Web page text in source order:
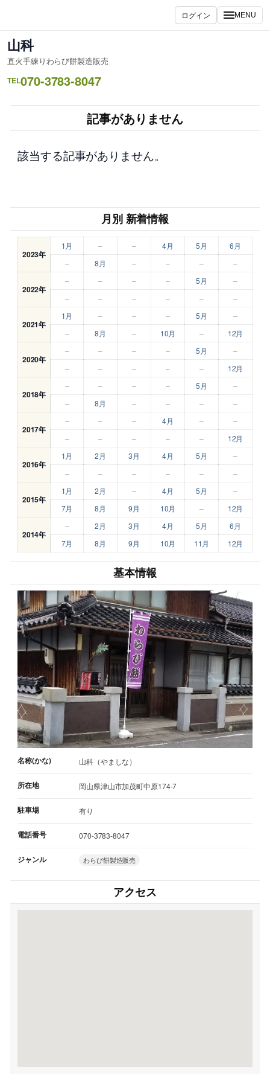
ス
キ
ッ
ログイン MENU
山科
直火手練りわらび餅製造販売
TEL070-3783-8047
記事がありません
該当する記事がありません。
月別 新着情報
2023年
1月 – – 4月 5月
6月
–
8月 – – – –
2022年
– – – – 5月
–
–
– – – – –
2021年
1月 – – – 5月
–
–
8月 – 10月 – 12月
2020年
– – – – 5月
–
–
– – – – 12月
2018年
– – – – 5月
–
–
8月 – – – –
2017年
– – – 4月 –
–
–
– – – – 12月
2016年
1月 2月 3月 4月 5月
–
–
– – – – –
2015年
1月 2月 – 4月 5月
–
7月
8月 9月 10月 – 12月
2014年
– 2月 3月 4月 5月
6月
7月
8月 9月 10月 11月 12月
基本情報
名称(かな) 山科（やましな）
所在地 岡山県津山市加茂町中原174-7
駐車場 有り
電話番号 070-3783-8047
ジャンル わらび餅製造販売
アクセス